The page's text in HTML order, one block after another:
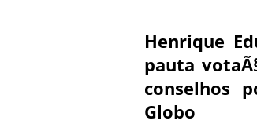
Henrique
pauta
conselhos
Globo